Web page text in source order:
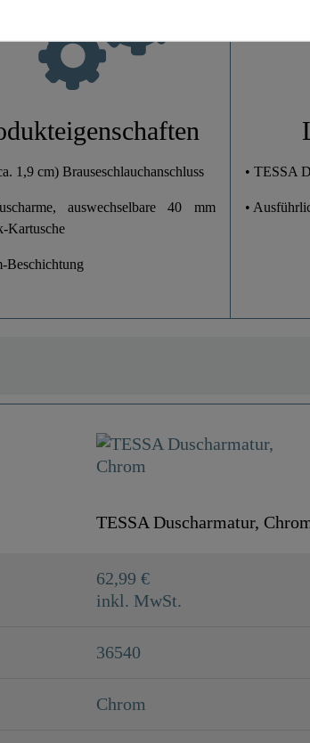
1,9 cm) Brauseschlauchanschluss
auswechselbare 40 mm
Kartusche
Beschichtung
• TESSA
•
TESSA Duscharmatur,
62,99 €
inkl. MwSt.
36540
Chrom